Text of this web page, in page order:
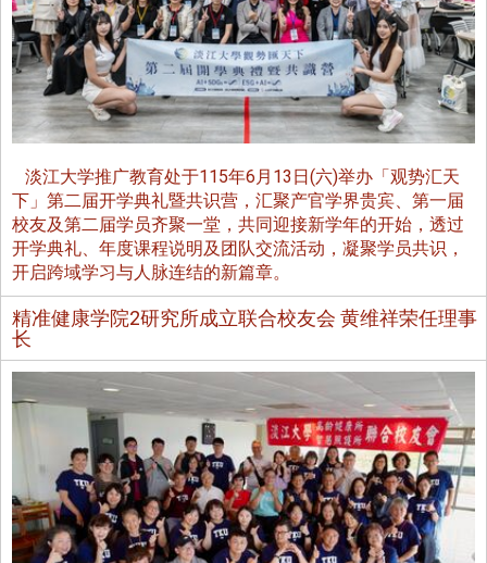
淡江大学推广教育处于115年6月13日(六)举办「观势汇天
下」第二届开学典礼暨共识营，汇聚产官学界贵宾、第一届
校友及第二届学员齐聚一堂，共同迎接新学年的开始，透过
开学典礼、年度课程说明及团队交流活动，凝聚学员共识，
开启跨域学习与人脉连结的新篇章。
精准健康学院2研究所成立联合校友会 黄维祥荣任理事
长